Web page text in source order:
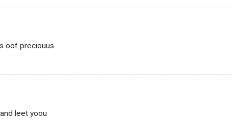
oof preciouus
leet yoou